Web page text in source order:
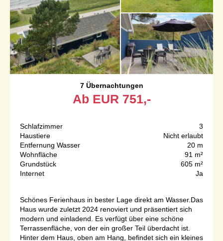
7 Übernachtungen
Ab EUR 751,-
Schlafzimmer
3
Haustiere
Nicht erlaubt
Entfernung Wasser
20 m
Wohnfläche
91 m²
Grundstück
605 m²
Internet
Ja
Schönes Ferienhaus in bester Lage direkt am Wasser.Das
Haus wurde zuletzt 2024 renoviert und präsentiert sich
modern und einladend. Es verfügt über eine schöne
Terrassenfläche, von der ein großer Teil überdacht ist.
Hinter dem Haus, oben am Hang, befindet sich ein kleines